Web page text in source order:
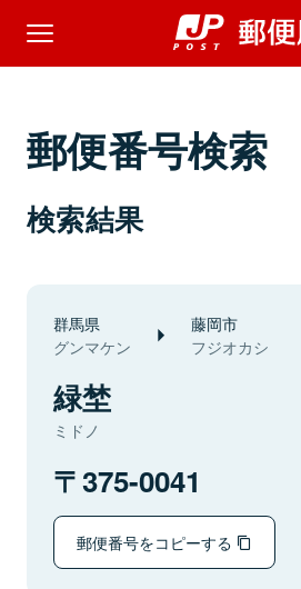
郵便番号検索
検索結果
群馬県
グンマケン
藤岡市
フジオカシ
緑埜
ミドノ
375-0041
郵便番号をコピーする